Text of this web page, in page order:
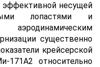
эффективной несущей
лопастями и
существенно
крейсерской
171А2 относительно